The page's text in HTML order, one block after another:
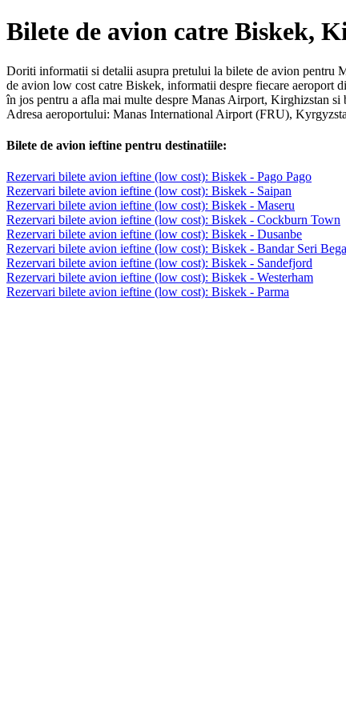
Bilete de avion catre Biskek,
Doriti informatii si detalii asupra pretului la bilete de avion pentru
de avion low cost catre Biskek, informatii despre fiecare
în jos pentru a afla mai multe despre Manas Airport, Kirghizstan
Adresa aeroportului: Manas International Airport (FRU),
Bilete de avion ieftine pentru destinatiile:
Rezervari bilete avion ieftine (low cost): Biskek - Pago Pago
Rezervari bilete avion ieftine (low cost): Biskek - Saipan
Rezervari bilete avion ieftine (low cost): Biskek - Maseru
Rezervari bilete avion ieftine (low cost): Biskek - Cockburn Town
Rezervari bilete avion ieftine (low cost): Biskek - Dusanbe
Rezervari bilete avion ieftine (low cost): Biskek - Bandar Seri
Rezervari bilete avion ieftine (low cost): Biskek - Sandefjord
Rezervari bilete avion ieftine (low cost): Biskek - Westerham
Rezervari bilete avion ieftine (low cost): Biskek - Parma